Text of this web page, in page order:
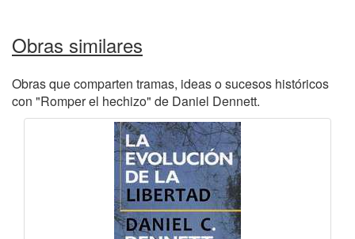
Obras similares
Obras que comparten tramas, ideas o sucesos históricos
con "Romper el hechizo" de Daniel Dennett.